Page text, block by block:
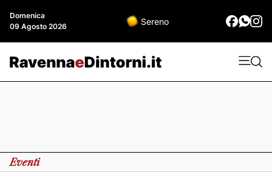
Domenica
09 Agosto 2026
Sereno
Eventi